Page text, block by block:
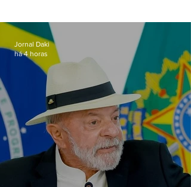
Jornal Daki
há 4 horas